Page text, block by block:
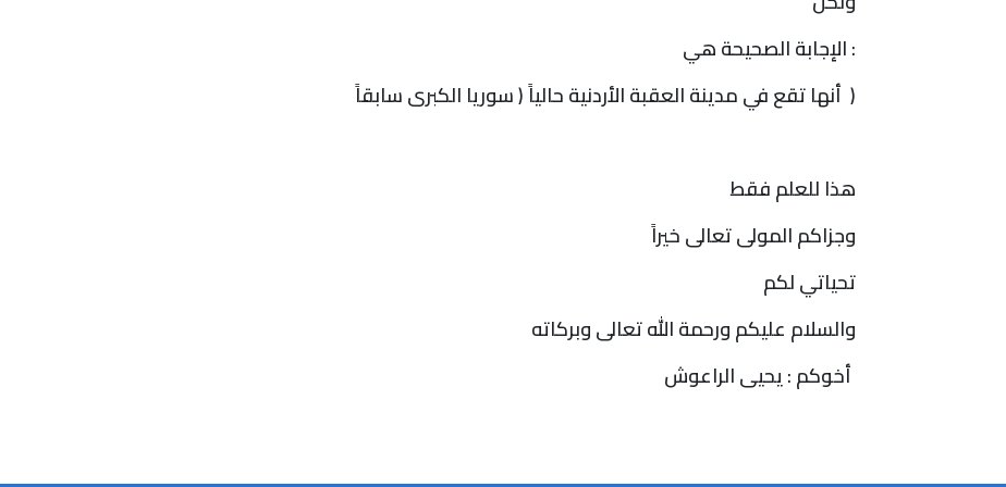
الإجابة الصحيحة هي:
أنها تقع في مدينة العقبة الأردنية حالياً ( سوريا الكبرى سابقاً )
هذا للعلم فقط
وجزاكم المولى تعالى خيراً
تحياتي لكم
والسلام عليكم ورحمة الله تعالى وبركاته
أخوكم : يحيى الراعوش